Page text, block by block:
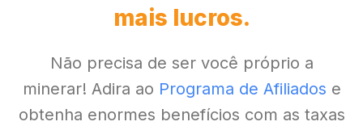
mais lucros.
Não precisa de ser você próprio a
minerar! Adira ao Programa de Afiliados e
obtenha enormes benefícios com as taxas